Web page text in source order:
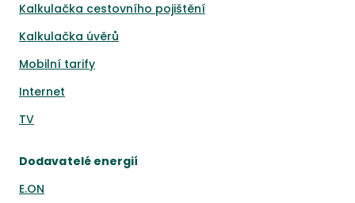
Kalkulačka cestovního pojištění
Kalkulačka úvěrů
Mobilní tarify
Internet
TV
Dodavatelé energií
E.ON